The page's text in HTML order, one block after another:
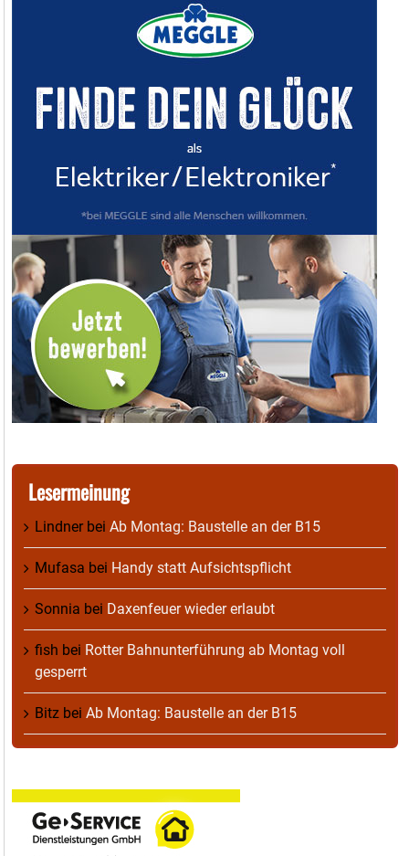
Lesermeinung
Lindnerbei Ab Montag: Baustelle an der B15
Mufasa bei Handy statt Aufsichtspflicht
Sonnia bei Daxenfeuer wieder erlaubt
fish bei Rotter Bahnunterführung ab Montag voll
gesperrt
Bitz bei Ab Montag: Baustelle an der B15